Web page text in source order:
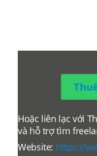
Hoặc liên lạc với
và hỗ trợ tìm
Website: https://